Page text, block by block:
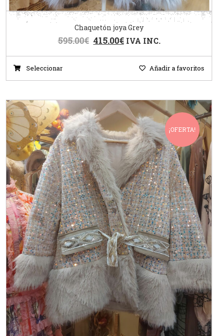
Chaquetón joya Grey
595.00€ 415.00€ IVA INC.
Seleccionar Añadir a favoritos
¡OFERTA!